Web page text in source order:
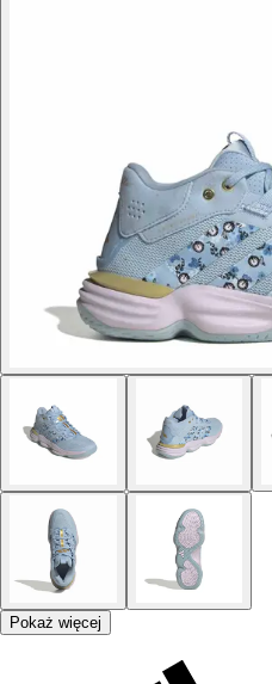
Pokaż więcej